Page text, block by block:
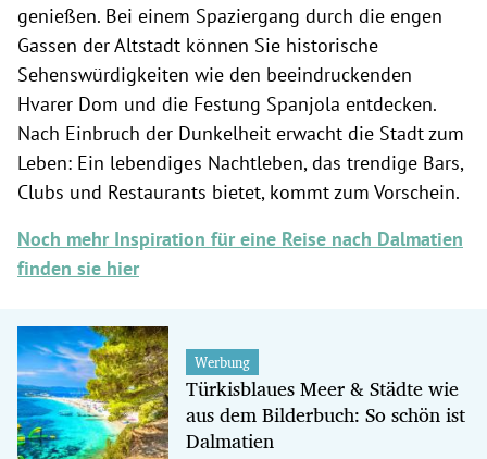
genießen. Bei einem Spaziergang durch die engen
Gassen der Altstadt können Sie historische
Sehenswürdigkeiten wie den beeindruckenden
Hvarer Dom und die Festung Spanjola entdecken.
Nach Einbruch der Dunkelheit erwacht die Stadt zum
Leben: Ein lebendiges Nachtleben, das trendige Bars,
Clubs und Restaurants bietet, kommt zum Vorschein.
Noch mehr Inspiration für eine Reise nach Dalmatien
finden sie hier
Werbung
Türkisblaues Meer & Städte wie
aus dem Bilderbuch: So schön ist
Dalmatien